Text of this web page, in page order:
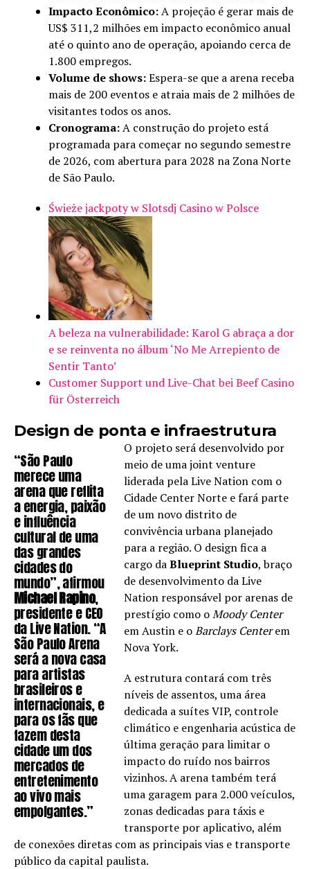
Impacto Econômico:A projeção é gerar mais de
US$ 311,2 milhões em impacto econômico anual
até o quinto ano de operação, apoiando cerca de
1.800 empregos.
Volume de shows:Espera-se que a arena receba
mais de 200 eventos e atraia mais de 2 milhões de
visitantes todos os anos.
Cronograma:A construção do projeto está
programada para começar no segundo semestre
de 2026, com abertura para 2028 na Zona Norte
de São Paulo.
Świeże jackpoty w Slotsdj Casino w Polsce
A beleza na vulnerabilidade: Karol G abraça a dor
e se reinventa no álbum ‘No Me Arrepiento de
Sentir Tanto’
Customer Support und Live-Chat bei Beef Casino
für Österreich
Design de ponta e infraestrutura
“São Paulo
merece uma
arena que reflita
a energia, paixão
e influência
cultural de uma
das grandes
cidades do
mundo”, afirmou
Michael Rapino,
presidente e CEO
da Live Nation. “A
São Paulo Arena
será a nova casa
para artistas
brasileiros e
internacionais, e
para os fãs que
fazem desta
cidade um dos
mercados de
entretenimento
ao vivo mais
empolgantes.”
O projeto será desenvolvido por
meio de uma joint venture
liderada pela Live Nation com o
Cidade Center Norte e fará parte
de um novo distrito de
convivência urbana planejado
para a região. O design fica a
cargo daBlueprint Studio, braço
de desenvolvimento da Live
Nation responsável por arenas de
prestígio como oMoody Center
em Austin e oBarclays Centerem
Nova York.
A estrutura contará com três
níveis de assentos, uma área
dedicada a suítes VIP, controle
climático e engenharia acústica de
última geração para limitar o
impacto do ruído nos bairros
vizinhos. A arena também terá
uma garagem para 2.000 veículos,
zonas dedicadas para táxis e
transporte por aplicativo, além
de conexões diretas com as principais vias e transporte
público da capital paulista.